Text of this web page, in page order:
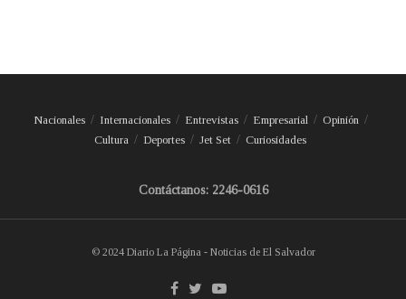
Nacionales Internacionales Entrevistas Empresarial
Opinión
Cultura
Deportes Jet Set Curiosidades
Contáctanos: 2246-0616
© 2024 Diario La Página - Noticias de El Salvador